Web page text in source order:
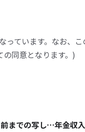
っています。なお、
同意となります。)
までの写し…年金収